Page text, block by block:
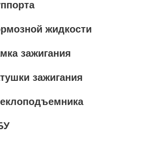
жидкости
зажигания
зажигания